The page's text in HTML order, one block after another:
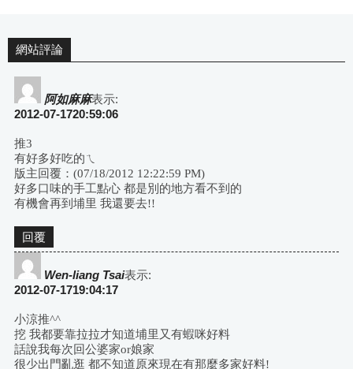
網站評論
阿如麻麻表示:
2012-07-1720:59:06
推3
有好多好吃的ㄟ
版主回覆：(07/18/2012 12:22:59 PM)
好多口味的手工點心 都是別的地方看不到的
有機會再到埔里 我還要去!!
回覆
Wen-liang Tsai表示:
2012-07-1719:04:17
小涼推^^
挖 我都要靠拉拉才知道埔里又有蝦咪好料
話說我每次回公婆家or娘家
很少出門亂逛 都不知道原來現在有那麼多家好料!